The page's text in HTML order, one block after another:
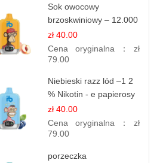
Sok owocowy
brzoskwiniowy – 12.000
zaciągnięć – e
papierosy jednorazowe
zł 40.00
Cena oryginalna： zł
79.00
Niebieski razz lód –1 2
% Nikotin - e papierosy
jednorazowe
zł 40.00
Cena oryginalna： zł
79.00
porzeczka